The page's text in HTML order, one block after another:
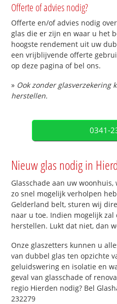
Offerte of advies nodig?
Offerte en/of advies nodig
glas die er zijn en waar u het
hoogste rendement uit uw
een vrijblijvende offerte
op deze pagina of bel ons.
» Ook zonder glasverzekering
herstellen.
0341-
Nieuw glas nodig in
Glasschade aan uw
zo snel mogelijk verholpen
Gelderland belt, sturen wij
naar u toe. Indien mogelijk zal
herstellen. Lukt dat niet, dan
Onze glaszetters kunnen u
van dubbel glas ten opzichte
geluidswering en isolatie en
geval van glasschade of
regio Hierden nodig? Bel
232279